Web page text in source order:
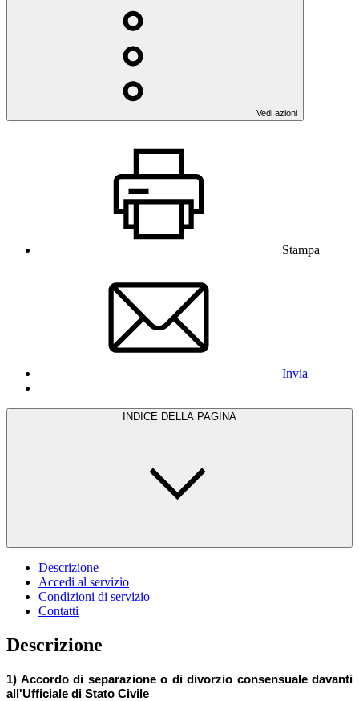
Vedi azioni
Stampa
Invia
INDICE DELLA PAGINA
Descrizione
Accedi al servizio
Condizioni di servizio
Contatti
Descrizione
1) Accordo di separazione o di divorzio consensuale davanti
all'Ufficiale di Stato Civile